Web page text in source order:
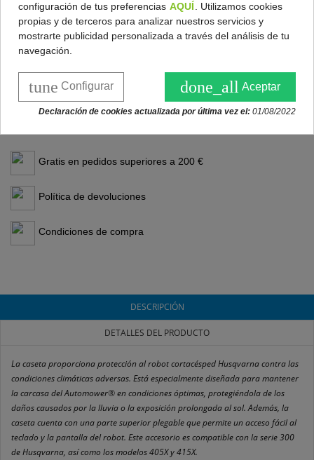
Caseta para proteger el robot de las inclemencias del tiempo
Este accesorio se ha desarrollado para mantener en perfectas
condiciones la carcasa del Automower®, evitando así que la lluvia
plegable para que el teclado y la pantalla de tu robot sean de
Accesorio compatible con la serie 300 y los
modelos 405X y 415X de Husqvarna.
Gratis en pedidos superiores a 200 €
Política de devoluciones
Condiciones de compra
DESCRIPCIÓN
DETALLES DEL PRODUCTO
La caseta proporciona protección al robot cortacésped Husqvarna contra las
condiciones climáticas adversas. Está especialmente diseñada para mantener
la carcasa del Automower® en condiciones óptimas, protegiéndola de los
daños causados por la lluvia o la exposición prolongada al sol. Además, la
caseta cuenta con una parte superior plegable que permite un acceso fácil al
teclado y la pantalla del robot. Este accesorio es compatible con la serie 300
de Husqvarna, así como los modelos 405X y 415X.
configuración de tus preferencias AQUÍ
. Utilizamos cookies
propias y de terceros para analizar nuestros servicios y
mostrarte publicidad personalizada a través del análisis de tu
navegación.
done_all Aceptar
tune Configurar
Declaración de cookies actualizada por última vez el: 01/08/2022